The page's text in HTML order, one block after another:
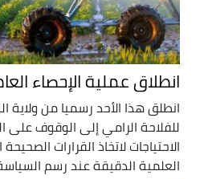
انطلاق عملية الإحصاء
انطلق هذا الأحد رسميا من ولاية
للفلاحة الرامي إلى الوقوف على
الاحتياجات لاتخاذ القرارات
العلمية الدقيقة عند رسم السياسة